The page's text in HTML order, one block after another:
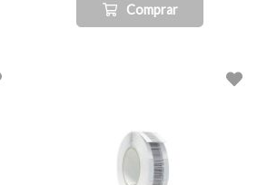
Comprar